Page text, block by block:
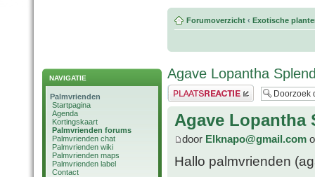
NAVIGATIE
Palmvrienden
Startpagina
Agenda
Kortingskaart
Palmvrienden forums
Palmvrienden chat
Palmvrienden wiki
Palmvrienden maps
Palmvrienden label
Contact
Forumoverzicht ‹ Exotische
Agave Lopantha
Plaats een reactie
Agave Lopantha
door Elknapo@gmail.com
Hallo palmvrienden